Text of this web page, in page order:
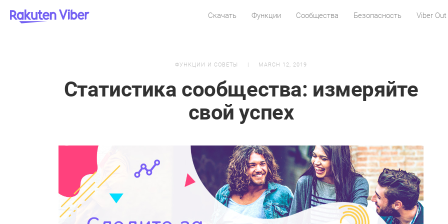
Скачать Функции Сообщества Безопасность Viber Out
ФУНКЦИИ И СОВЕТЫ MARCH 12, 2019
Статистика сообщества: измеряйте
свой успех